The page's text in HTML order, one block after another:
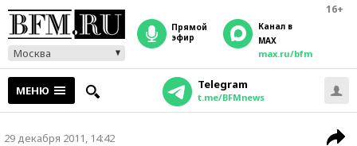
16+
Москва
прямой
эфир
Канал в
MAX
max.ru/bfm
МЕНЮ Telegram
t.me/BFMnews
29 декабря 2011, 14:42